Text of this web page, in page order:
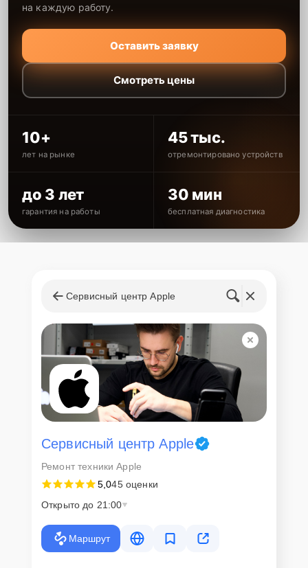
на каждую работу.
Оставить заявку
Смотреть цены
10+
лет на рынке
45 тыс.
отремонтировано устройств
до 3 лет
гарантия на работы
30 мин
бесплатная диагностика
Сервисный центр Apple
Сервисный центр Apple
Ремонт техники Apple
5,045 оценки
Открыто до 21:00
Маршрут